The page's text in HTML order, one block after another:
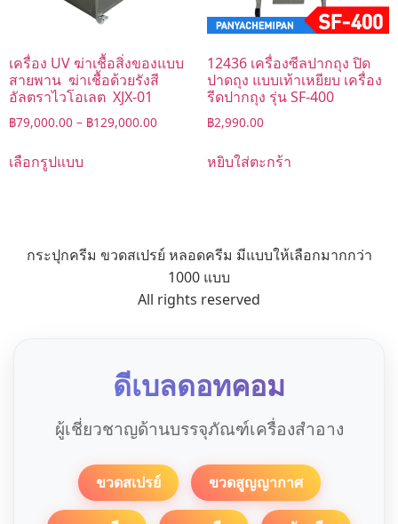
เครื่อง UV ฆ่าเชื้อสิ่งของแบบ
สายพาน ฆ่าเชื้อด้วยรังสี
อัลตราไวโอเลต XJX-01
฿79,000.00 – ฿129,000.00
เลือกรูปแบบ
12436 เครื่องซีลปากถุง ปิด
ปาดถุง แบบเท้าเหยียบ เครื่อง
รีดปากถุง รุ่น SF-400
฿2,990.00
หยิบใส่ตะกร้า
กระปุกครีม ขวดสเปรย์ หลอดครีม มีแบบให้เลือกมากกว่า
1000 แบบ
All rights reserved
ดีเบลดอทคอม
ผู้เชี่ยวชาญด้านบรรจุภัณฑ์เครื่องสำอาง
ขวดสเปรย์ ขวดสูญญากาศ